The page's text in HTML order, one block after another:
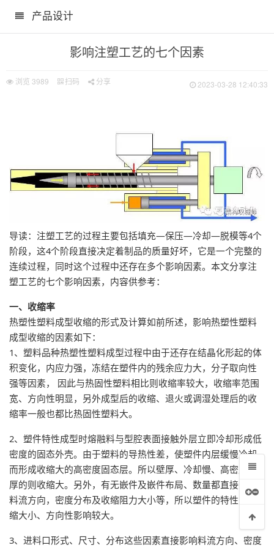
产品设计
影响注塑工艺的七个因素
浏览 3989 扫码 分享 2023-03-28 12:40:33
导读：注塑工艺的过程主要包括填充—保压—冷却—脱模等4个
阶段，这4个阶段直接决定着制品的质量好坏，它是一个完整的
连续过程，同时这个过程中还存在多个影响因素。本文分享注
塑工艺的七个影响因素，内容供参考：
一、收缩率
热塑性塑料成型收缩的形式及计算如前所述，影响热塑性塑料
成型收缩的因素如下：
1、塑料品种热塑性塑料成型过程中由于还存在结晶化形起的体
积变化，内应力强，冻结在塑件内的残余应力大，分子取向性
强等因素， 因此与热固性塑料相比则收缩率较大，收缩率范围
宽、方向性明显，另外成型后的收缩、退火或调湿处理后的收
缩率一般也都比热固性塑料大。
2、塑件特性成型时熔融料与型腔表面接触外层立即冷却形成低
密度的固态外壳。由于塑料的导热性差，使塑件内层缓慢冷却
而形成收缩大的高密度固态层。所以壁厚、冷却慢、高密度层
厚的则收缩大。另外，有无嵌件及嵌件布局、数量都直接影响
料流方向，密度分布及收缩阻力大小等，所以塑件的特性对收
缩大小、方向性影响较大。
3、进料口形式、尺寸、分布这些因素直接影响料流方向、密度